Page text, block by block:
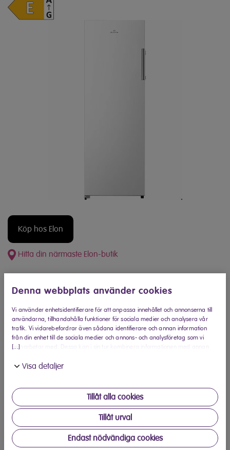
Denna webbplats använder cookies
[...]
Vi använder enhetsidentifierare för att anpassa innehållet och annonserna till
användarna, tillhandahålla funktioner för sociala medier och analysera vår
trafik. Vi vidarebefordrar även sådana identifierare och annan information
från din enhet till de sociala medier och annons- och analysföretag som vi
samarbetar med. Dessa kan i sin tur kombinera informationen med annan
använt deras tjänster.
Visa detaljer
Tillåt alla cookies
Tillåt urval
Endast nödvändiga cookies
Köp hos Elon
Hitta din närmaste Elon-butik
Frysen som har allt
Dra nytta av rymlig kapacitet och flera förvaringsalternativ i
den här frysen med enkel dörr. Den funktionella designen
alla kök.
Praktiska reglage
Du kan enkelt ändra inställningarna på touchpanelen inuti
frysen. Justera temperaturen eller aktivera önskade
funktioner, till exempel snabbfrysning med SuperFreeze-